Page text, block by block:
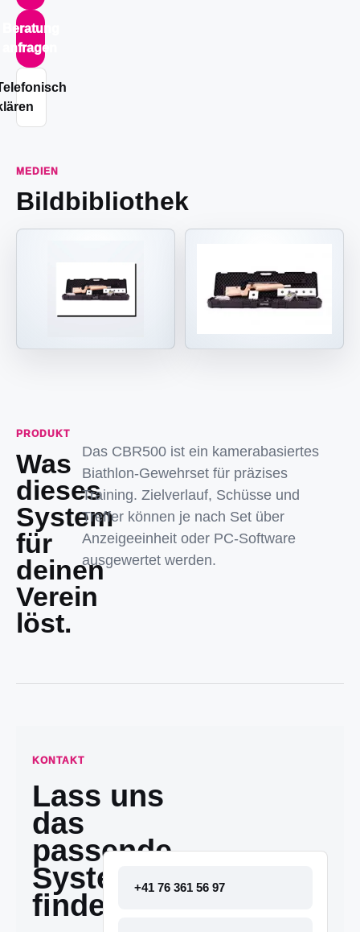
Beratung
anfragen
MEDIEN
Bildbibliothek
PRODUKT
Was
dieses
System
für
deinen
Verein
löst.
Das CBR500 ist ein kamerabasiertes
Biathlon-Gewehrset für präzises
Training. Zielverlauf, Schüsse und
Treffer können je nach Set über
Anzeigeeinheit oder PC-Software
ausgewertet werden.
KONTAKT
Lass uns
das
passende
System
finden.
+41 76 361 56 97